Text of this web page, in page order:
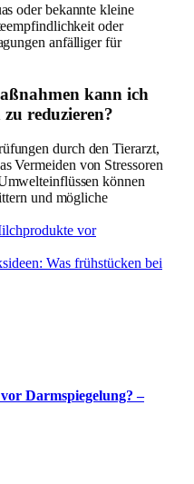
oder bekannte kleine
oder
anfälliger für
kann ich
reduzieren?
durch den Tierarzt,
Vermeiden von Stressoren
können
und mögliche
vor
Was frühstücken bei
Darmspiegelung? –